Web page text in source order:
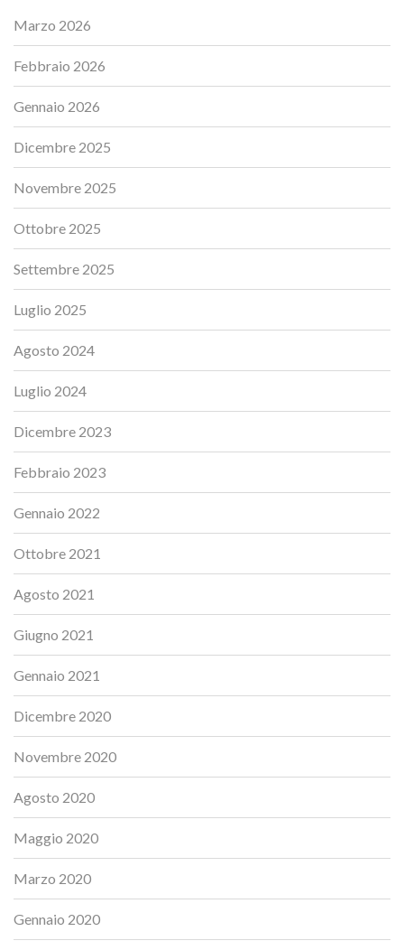
Marzo 2026
Febbraio 2026
Gennaio 2026
Dicembre 2025
Novembre 2025
Ottobre 2025
Settembre 2025
Luglio 2025
Agosto 2024
Luglio 2024
Dicembre 2023
Febbraio 2023
Gennaio 2022
Ottobre 2021
Agosto 2021
Giugno 2021
Gennaio 2021
Dicembre 2020
Novembre 2020
Agosto 2020
Maggio 2020
Marzo 2020
Gennaio 2020